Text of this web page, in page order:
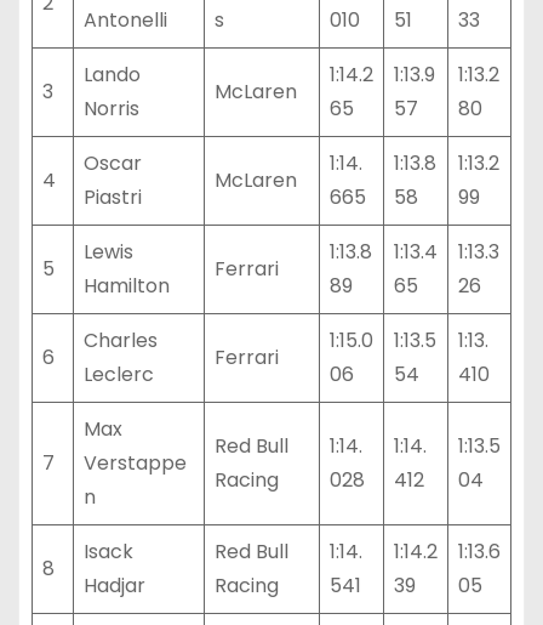
Antonelli s 010 51 33
3
Lando
Norris
McLaren
1:14.2
65
1:13.9
57
1:13.2
80
4
Oscar
Piastri
McLaren
1:14.
665
1:13.8
58
1:13.2
99
5
Lewis
Hamilton
Ferrari
1:13.8
89
1:13.4
65
1:13.3
26
6
Charles
Leclerc
Ferrari
1:15.0
06
1:13.5
54
1:13.
410
7
Max
Verstappe
n
Red Bull
Racing
1:14.
028
1:14.
412
1:13.5
04
8
Isack
Hadjar
Red Bull
Racing
1:14.
541
1:14.2
39
1:13.6
05